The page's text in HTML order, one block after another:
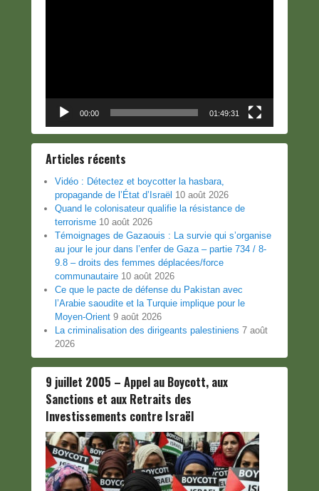
00:00 01:49:31
Articles récents
Vidéo : Détectez et boycotter la hasbara,
propagande de l’État d’Israël 10 août 2026
Quand le colonisateur qualifie la résistance de
terrorisme 10 août 2026
Témoignages de Gazaouis : La survie qui s’organise
au jour le jour dans l’enfer de Gaza – partie 734 / 8-
9.8 – droits des femmes déplacées/force
communautaire 10 août 2026
Ce que le pacte de défense du Pakistan avec
l’Arabie saoudite et la Turquie implique pour le
Moyen-Orient 9 août 2026
La criminalisation des dirigeants palestiniens 7 août
2026
9 juillet 2005 – Appel au Boycott, aux
Sanctions et aux Retraits des
Investissements contre Israël